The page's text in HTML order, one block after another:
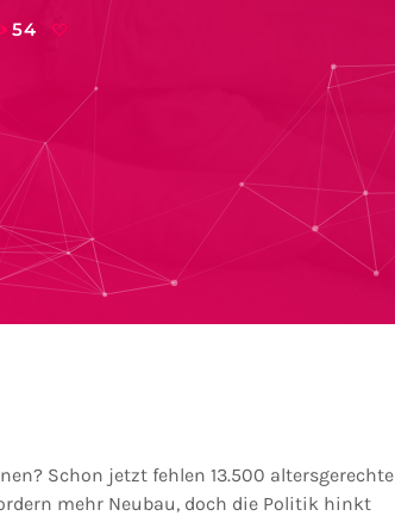
54
Schon jetzt fehlen 13.500 altersgerechte
mehr Neubau, doch die Politik hinkt